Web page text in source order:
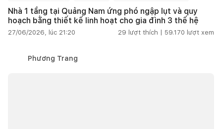
Nhà 1 tầng tại Quảng Nam ứng phó ngập lụt và quy
hoạch bằng thiết kế linh hoạt cho gia đình 3 thế hệ
27/06/2026, lúc 21:20 29 lượt thích | 59.170 lượt xem
Phương Trang